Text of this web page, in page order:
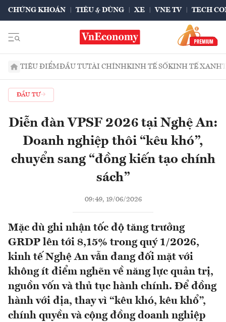
CHỨNG KHOÁN TIÊU & DÙNG XE VNE TV TECH
TIÊU ĐIỂMĐẦU TƯTÀI CHÍNHKINH TẾ SỐKINH TẾ XANH
ĐẦU TƯ
Diễn đàn VPSF 2026 tại Nghệ An:
Doanh nghiệp thôi “kêu khó”,
chuyển sang “đồng kiến tạo chính
sách”
09:49, 19/06/2026
Mặc dù ghi nhận tốc độ tăng trưởng
GRDP lên tới 8,15% trong quý 1/2026,
kinh tế Nghệ An vẫn đang đối mặt với
không ít điểm nghẽn về năng lực quản trị,
nguồn vốn và thủ tục hành chính. Để đồng
hành với địa, thay vì “kêu khó, kêu khổ”,
chính quyền và cộng đồng doanh nghiệp